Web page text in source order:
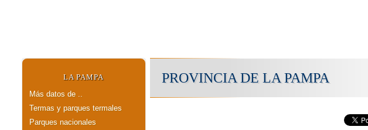
LA PAMPA
Más datos de ..
Termas y parques termales
Parques nacionales
PROVINCIA DE LA PAMPA